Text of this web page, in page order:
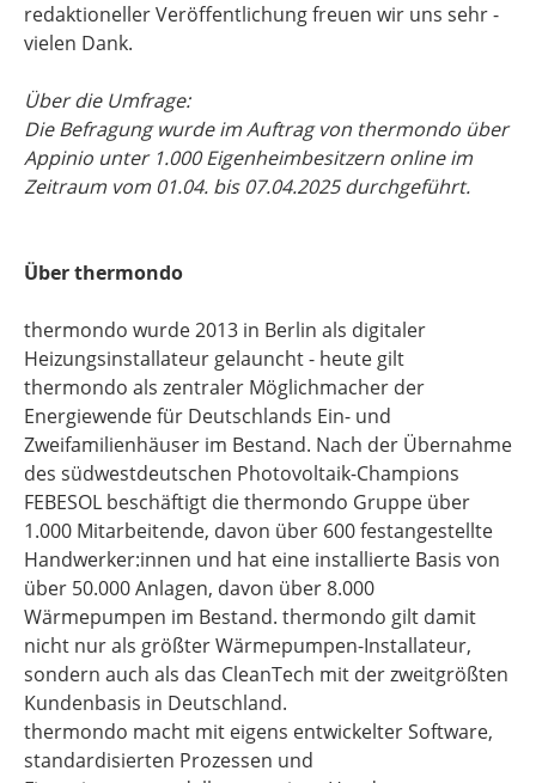
redaktioneller Veröffentlichung freuen wir uns sehr -
vielen Dank.
Über die Umfrage:
Die Befragung wurde im Auftrag von thermondo über
Appinio unter 1.000 Eigenheimbesitzern online im
Zeitraum vom 01.04. bis 07.04.2025 durchgeführt.
Über thermondo
thermondo wurde 2013 in Berlin als digitaler
Heizungsinstallateur gelauncht - heute gilt
thermondo als zentraler Möglichmacher der
Energiewende für Deutschlands Ein- und
Zweifamilienhäuser im Bestand. Nach der Übernahme
des südwestdeutschen Photovoltaik-Champions
FEBESOL beschäftigt die thermondo Gruppe über
1.000 Mitarbeitende, davon über 600 festangestellte
Handwerker:innen und hat eine installierte Basis von
über 50.000 Anlagen, davon über 8.000
Wärmepumpen im Bestand. thermondo gilt damit
nicht nur als größter Wärmepumpen-Installateur,
sondern auch als das CleanTech mit der zweitgrößten
Kundenbasis in Deutschland.
thermondo macht mit eigens entwickelter Software,
standardisierten Prozessen und